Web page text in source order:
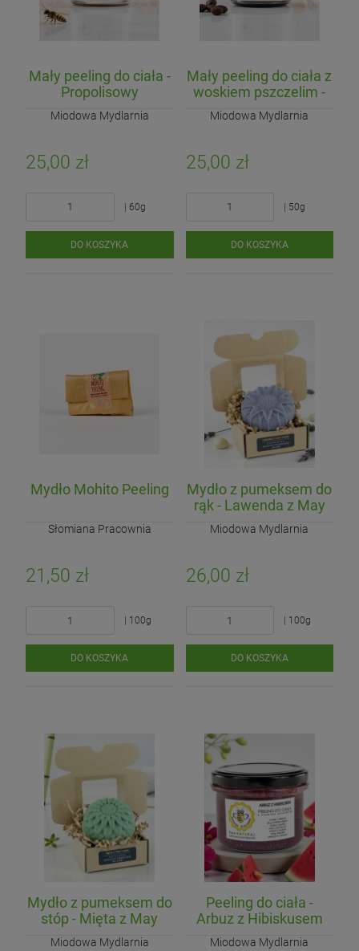
Ogórek Sałatkowy (EKO)
Cena regularna: 14,50 zł
Pomidor Malinowy (EKO)
Ogórek Gruntowy Componist
Mały peeling do ciała -
Propolisowy
Miodowa Mydlarnia
25,00 zł
| 60g
DO KOSZYKA
Mały peeling do ciała z
woskiem pszczelim -
Kawowy
Miodowa Mydlarnia
25,00 zł
| 50g
DO KOSZYKA
Mydło Mohito Peeling
Słomiana Pracownia
21,50 zł
| 100g
DO KOSZYKA
Mydło z pumeksem do
rąk - Lawenda z May
Chang
Miodowa Mydlarnia
26,00 zł
| 100g
DO KOSZYKA
Mydło z pumeksem do
stóp - Mięta z May
Chang
Miodowa Mydlarnia
Peeling do ciała -
Arbuz z Hibiskusem
Miodowa Mydlarnia